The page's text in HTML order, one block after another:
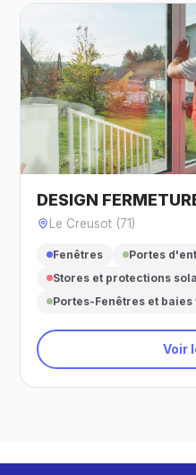
DESIGN
Le Creusot (71)
Fenêtres
Portes
Stores et protections
Portes-Fenêtres et
Voir